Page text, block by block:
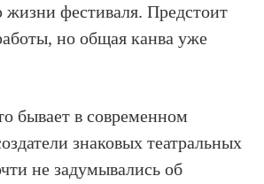
фестиваля. Предстоит
но общая канва уже
бывает в современном
знаковых театральных
не задумывались об